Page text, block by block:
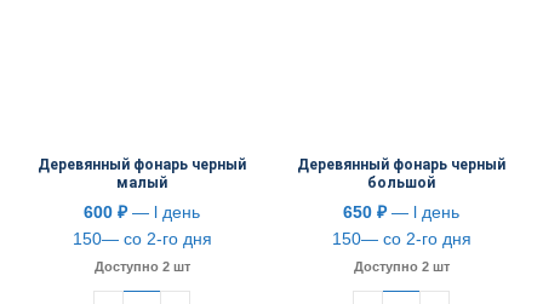
Деревянный фонарь черный
малый
600 ₽— l день
150— со 2-го дня
Доступно 2 шт
Деревянный фонарь черный
большой
650 ₽— l день
150— со 2-го дня
Доступно 2 шт